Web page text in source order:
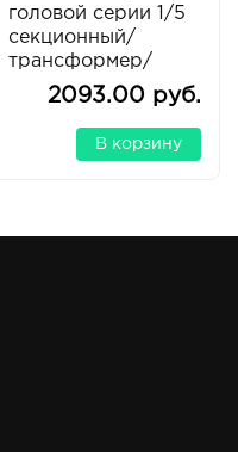
головой серии 1/5
секционный/
трансформер/
карбоновый
2093.00 руб.
В корзину